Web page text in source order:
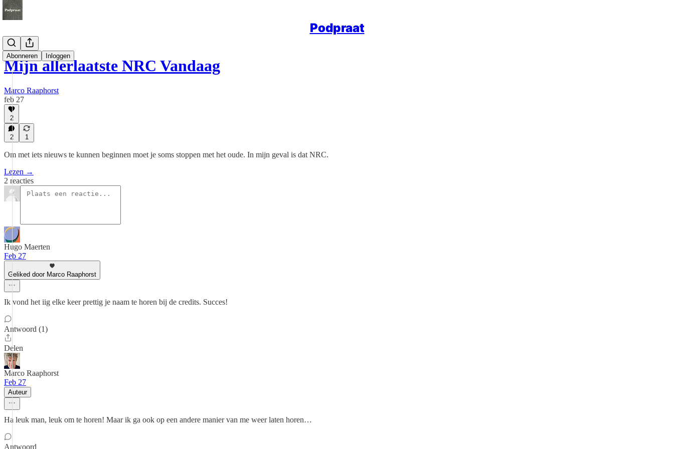
Podpraat
Abonneren Inloggen
Mijn allerlaatste NRC Vandaag
Marco Raaphorst
feb 27
2
2 1
Om met iets nieuws te kunnen beginnen moet je soms stoppen met het oude. In mijn geval is dat NRC.
Lezen →
2 reacties
Hugo Maerten
Feb 27
Geliked door Marco Raaphorst
Ik vond het iig elke keer prettig je naam te horen bij de credits. Succes!
Antwoord (1)
Delen
Marco Raaphorst
Feb 27
Auteur
Ha leuk man, leuk om te horen! Maar ik ga ook op een andere manier van me weer laten horen…
Antwoord